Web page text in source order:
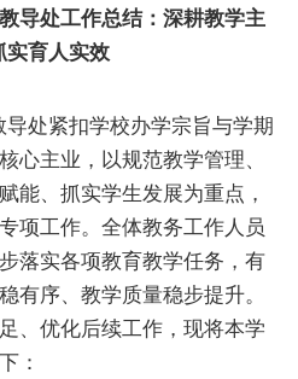
导处工作总结：深耕教学主
实育人实效
处紧扣学校办学宗旨与学期
心主业，以规范教学管理、
能、抓实学生发展为重点，
项工作。全体教务工作人员
落实各项教育教学任务，有
有序、教学质量稳步提升。
、优化后续工作，现将本学
：